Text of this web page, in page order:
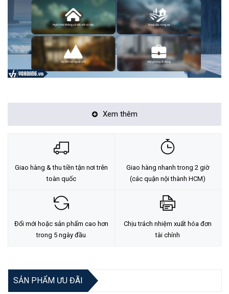
Tính năng nổi bật của Ruijie RG-EW300T N300
Cắm và chạy không cần cài đặt
4 ăng-ten ngoài (2 anten wifi & 2 anten 4G)
Tốc độ tải xuống lên tới 150Mbps
Bảo hành ba năm
4 cổng LAN chia sẻ kết nối dây trong đó có 1 cổng hỗ trợ WAN
Xem thêm
Giao hàng & thu tiền tận nơi trên
toàn quốc
Giao hàng nhanh trong 2 giờ
(các quận nội thành HCM)
Đổi mới hoặc sản phẩm cao hơn
trong 5 ngày đầu
Chịu trách nhiệm xuất hóa đơn
tài chính
SẢN PHẨM ƯU ĐÃI